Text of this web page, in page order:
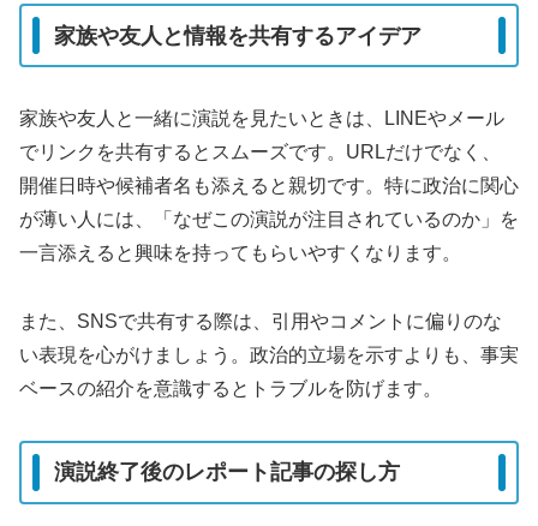
家族や友人と情報を共有するアイデア
家族や友人と一緒に演説を見たいときは、LINEやメール
でリンクを共有するとスムーズです。URLだけでなく、
開催日時や候補者名も添えると親切です。特に政治に関心
が薄い人には、「なぜこの演説が注目されているのか」を
一言添えると興味を持ってもらいやすくなります。
また、SNSで共有する際は、引用やコメントに偏りのな
い表現を心がけましょう。政治的立場を示すよりも、事実
ベースの紹介を意識するとトラブルを防げます。
演説終了後のレポート記事の探し方